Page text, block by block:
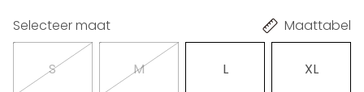
Selecteer maat Maattabel
S M L XL